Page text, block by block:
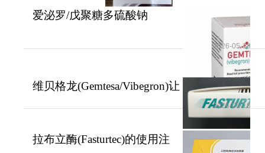
我们将竭诚为您服务！
戊聚糖多硫酸钠
https://www.kangbixing.com/drug/aml/
一对一客服专业解答
"扫一扫添加官方微信 咨询解答更便捷"
爱泌罗/戊聚糖多硫酸钠
维贝格龙(Gemtesa/Vibegron)让
2026-05-18
拉布立酶(Fasturtec)的使用注
2026-05-18